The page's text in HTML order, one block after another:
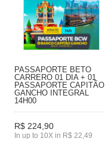
PASSAPORTE BETO
CARRERO 01 DIA + 01
PASSAPORTE CAPITÃO
GANCHO INTEGRAL
14H00
R$ 224,90
In up to 10X in R$ 22,49